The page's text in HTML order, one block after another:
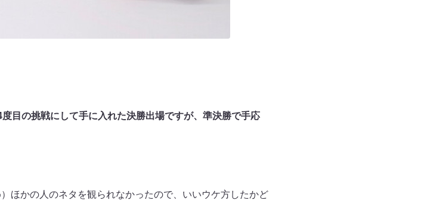
目の挑戦にして手に入れた決勝出場ですが、準決勝で手応
ほかの人のネタを観られなかったので、いいウケ方したかど